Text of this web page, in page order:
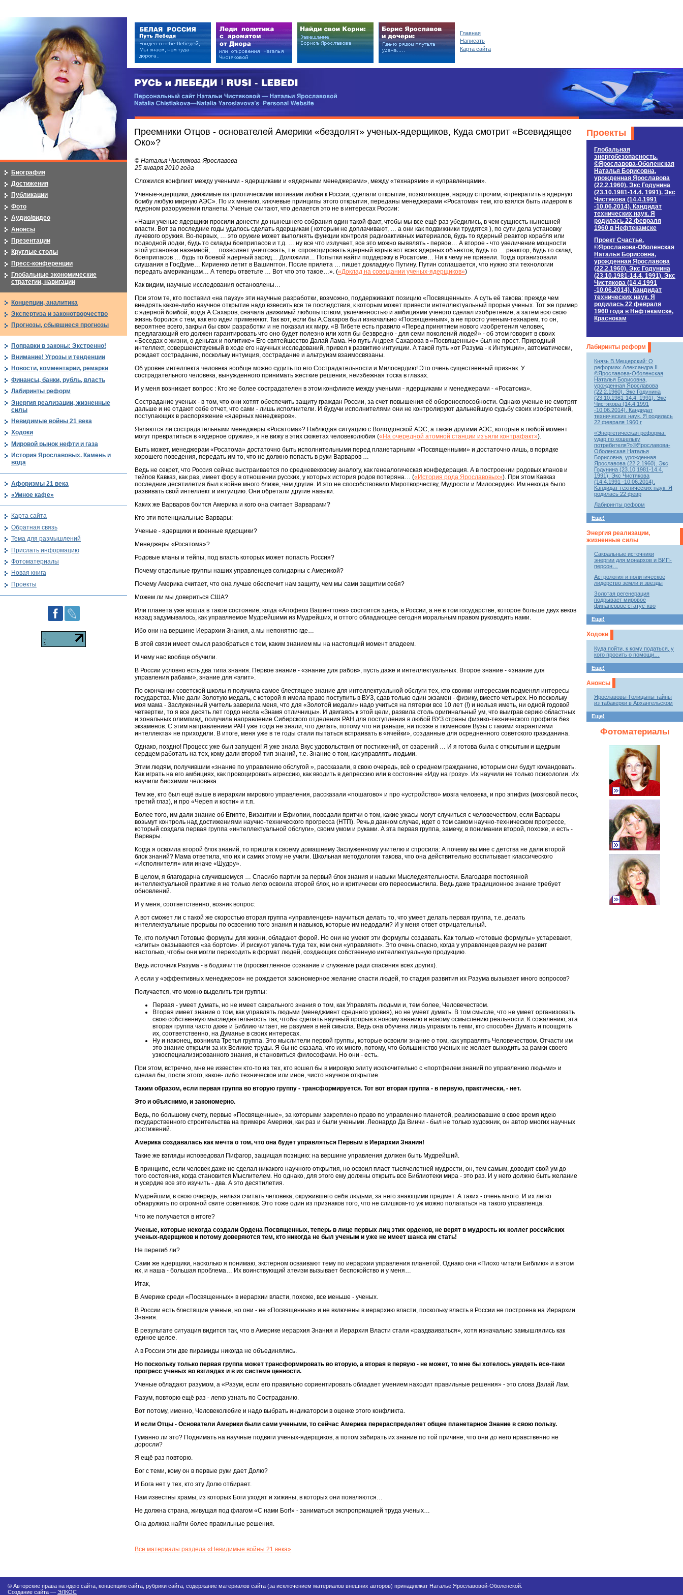
РУСЬ и ЛЕБЕДИ | RUSI — LEBEDI
Персональный сайт Натальи Чистяковой — Натальи Ярославовой
Преемники Отцов - основателей Америки «бездолят» ученых-ядерщиков, Куда смотрит «Всевидящее
Око»?
© Наталья Чистякова-Ярославова
25 января 2010 года
Сложился конфликт между учеными - ядерщиками и «ядерными менеджерами», между «технарями» и «управленцами».
Ученые-ядерщики, движимые патриотическими мотивами любви к России, сделали открытие, позволяющее, наряду с прочим, «превратить в ядерную
бомбу любую мирную АЭС». По их мнению, ключевые принципы этого открытия, переданы менеджерами «Росатома» тем, кто взялся быть лидером в
ядерном разоружении планеты. Ученые считают, что делается это не в интересах России:
«Наши ученые ядерщики просили донести до нынешнего собрания один такой факт, чтобы мы все ещё раз убедились, в чем сущность нынешней
власти. Вот за последние годы удалось сделать ядерщикам ( которым не доплачивают, … а они как подвижники трудятся ), по сути дела установку
лучевого оружия. Во-первых, … это оружие может выполнять функции контроля радиоактивных материалов, будь то ядерный реактор корабля или
подводной лодки, будь то склады боеприпасов и т.д. … ну все что излучает, все это можно выявлять - первое… А второе - что увеличение мощности
этой установки наземной, … позволяет уничтожать, т.е. спровоцировать ядерный взрыв вот всех ядерных объектов, будь то … реактор, будь то склад
боеприпасов … будь то боевой ядерный заряд… Доложили… Попытки найти поддержку в Росатоме… Ни к чему не привели. Тогда организовали
слушания в ГосДуме… Кириенко летит в Вашингтон. После прилета … пишет докладную Путину. Путин соглашается, что нужно эти технологии
передать американцам… А теперь ответьте … Вот что это такое…». («Доклад на совещании ученых-ядерщиков»)
Как видим, научные исследования остановлены…
При этом те, кто поставил «на паузу» эти научные разработки, возможно, поддерживают позицию «Посвященных». А суть её такова: прежде чем
внедрять какое-либо научное открытие надо взвесить все те последствия, к которым может привести интеллектуальный прорыв ученых. Тот же пример
с ядерной бомбой, когда А.Сахаров, сначала движимый любопытством, увлеченностью и амбициями ученого сделал изобретение, а затем всю свою
жизнь боролся с тем, как его идеи применяют. Так вот, если бы А.Сахаров был изначально «Посвященным», а не просто ученым-технарем, то он,
вероятнее всего, закрыл бы свои разработки и не показал их миру. «В Тибете есть правило «Перед принятием нового изобретения человек,
предлагающий его должен гарантировать что оно будет полезно или хотя бы безвредно - для семи поколений людей» - об этом говорит в своих
«Беседах о жизни, о деньгах и политике» Его святейшество Далай Лама. Но путь Андрея Сахарова в «Посвященные» был не прост. Природный
интеллект, совершенствуемый в ходе его научных исследований, привел к развитию интуиции. А такой путь «от Разума - к Интуиции», автоматически,
рождает сострадание, поскольку интуиция, сострадание и альтруизм взаимосвязаны.
Об уровне интеллекта человека вообще можно судить по его Сострадательности и Милосердию! Это очень существенный признак. У
сострадательного человека, вынужденного принимать жесткие решения, неизбежная тоска в глазах.
И у меня возникает вопрос : Кто же более сострадателен в этом конфликте между учеными - ядерщиками и менеджерами - «Росатома».
Сострадание ученых - в том, что они хотят обеспечить защиту граждан России, за счет повышения её обороноспособности. Однако ученые не смотрят
дальше и не отдают себе отчет, что сами - лишь исполнители. И будучи исполнителями они не контролируют дальнейшую судьбу своих изобретений,
поступающих в распоряжение «ядерных менеджеров».
Являются ли сострадательными менеджеры «Росатома»? Наблюдая ситуацию с Волгодонской АЭС, а также другими АЭС, которые в любой момент
могут превратиться в «ядерное оружие», я не вижу в этих сюжетах человеколюбия («На очередной атомной станции изъяли контрафакт»).
Быть может, менеджерам «Росатома» достаточно быть исполнительными перед планетарными «Посвященными» и достаточно лишь, в порядке
хорошего поведения, передать им то, что не должно попасть в руки Варваров …
Ведь не секрет, что Россия сейчас выстраивается по средневековому аналогу, как генеалогическая конфедерация. А в построении родовых кланов и
тейпов Кавказ, как раз, имеет фору в отношении русских, у которых история родов потеряна… («История рода Ярославовых»). При этом Кавказ
последние десятилетия был к войне много ближе, чем другие. И это не способствовало Миротворчеству, Мудрости и Милосердию. Им некогда было
развивать свой интеллект и интуицию. Они обретали другие навыки.
Каких же Варваров боится Америка и кого она считает Варварами?
Кто эти потенциальные Варвары:
Ученые - ядерщики и военные ядерщики?
Менеджеры «Росатома»?
Родовые кланы и тейпы, под власть которых может попасть Россия?
Почему отдельные группы наших управленцев солидарны с Америкой?
Почему Америка считает, что она лучше обеспечит нам защиту, чем мы сами защитим себя?
Можем ли мы довериться США?
Или планета уже вошла в такое состояние, когда «Апофеоз Вашингтона» состоится здесь, в России, а не в том государстве, которое больше двух веков
назад задумывалось, как управляемое Мудрейшими из Мудрейших, и оттого обладающее сегодня моральным правом руководить нами.
Ибо они на вершине Иерархии Знания, а мы непонятно где…
В этой связи имеет смысл разобраться с тем, каким знанием мы на настоящий момент владеем.
И чему нас вообще обучили.
В России условно есть два типа знания. Первое знание - «знание для рабов», пусть даже и интеллектуальных. Второе знание - «знание для
управления рабами», знание для «элит».
По окончании советской школы я получила самое блестящее знание для интеллектуальной обслуги тех, кто своими интересами подменял интересы
государства. Мне дали Золотую медаль, с которой я имела право поступить в ВУЗ, сдав только один экзамен - физику, вместо четырех. Но поскольку
моя мама - Заслуженный учитель заверила меня, что для «Золотой медали» надо учиться на пятерки все 10 лет (!) и нельзя иметь, ни одной годовой
четвертки, то я все десять лет гордо несла «Знамя отличницы». И двигаясь к этой цели, развила столь оригинальный ум, что выиграв серию областных
и зональных олимпиад, получила направление Сибирского отделения РАН для поступления в любой ВУЗ страны физико-технического профиля без
экзаменов. С этим направлением РАН уже тогда не знали, что делать, потому что ни раньше, ни позже в тюменские Вузы с такими «гарантиями
интеллекта» не приходили. В итоге, меня уже в те годы стали пытаться встраивать в «ячейки», созданные для осредненного советского гражданина.
Однако, поздно! Процесс уже был запущен! Я уже знала Вкус удовольствия от постижений, от озарений … И я готова была с открытым и щедрым
сердцем работать на тех, кому дали второй тип знаний, т.е. Знание о том, как управлять людьми.
Этим людям, получившим «знание по управлению обслугой », рассказали, в свою очередь, всё о среднем гражданине, которым они будут командовать.
Как играть на его амбициях, как провоцировать агрессию, как вводить в депрессию или в состояние «Иду на грозу». Их научили не только психологии. Их
научили биохимии человека.
Тем же, кто был ещё выше в иерархии мирового управления, рассказали «пошагово» и про «устройство» мозга человека, и про эпифиз (мозговой песок,
третий глаз), и про «Череп и кости» и т.п.
Более того, им дали знание об Египте, Византии и Ефиопии, поведали притчи о том, какие ужасы могут случиться с человечеством, если Варвары
возьмут контроль над достижениями научно-технического прогресса (НТП). Речь,в данном случае, идет о том самом научно-техническом прогрессе,
который создала первая группа «интеллектуальной обслуги», своим умом и руками. А эта первая группа, замечу, в понимании второй, похоже, и есть -
Варвары.
Когда я освоила второй блок знаний, то пришла к своему домашнему Заслуженному учителю и спросила: А почему вы мне с детства не дали второй
блок знаний? Мама ответила, что их и самих этому не учили. Школьная методология такова, что она действительно воспитывает классического
«Исполнителя» или иначе «Шудру».
В целом, я благодарна случившемуся … Спасибо партии за первый блок знания и навыки Мыследеятельности. Благодаря постоянной
интеллектуальной практике я не только легко освоила второй блок, но и критически его переосмыслила. Ведь даже традиционное знание требует
обновлений.
И у меня, соответственно, возник вопрос:
А вот сможет ли с такой же скоростью вторая группа «управленцев» научиться делать то, что умеет делать первая группа, т.е. делать
интеллектуальные прорывы по освоению того знания и навыков, которые им недодали? И у меня ответ отрицательный.
Те, кто получил Готовые формулы для жизни, обладают форой. Но они не умеют эти формулы создавать. Как только «готовые формулы» устаревают,
«элиты» оказываются «за бортом». И рискуют увлечь туда тех, кем они «управляют». Это очень опасно, когда у управленцев разум не развит
настолько, чтобы они могли переходить в формат людей, создающих собственную интеллектуальную продукцию.
Ведь источник Разума - в бодхичитте (просветленное сознание и служение ради спасения всех других).
А если у «эффективных менеджеров» не рождается закономерное желание спасти людей, то стадия развития их Разума вызывает много вопросов?
Получается, что можно выделить три группы:
Первая - умеет думать, но не имеет сакрального знания о том, как Управлять людьми и, тем более, Человечеством.
Вторая имеет знание о том, как управлять людьми (менеджмент среднего уровня), но не умеет думать. В том смысле, что не умеет организовать
свою собственную мыследеятельность так, чтобы сделать научный прорыв к новому знанию и новому осмыслению реальности. К сожалению, эта
вторая группа часто даже и Библию читает, не разумея в ней смысла. Ведь она обучена лишь управлять теми, кто способен Думать и поощрять
их, соответственно, на Думанье в своих интересах.
Ну и наконец, возникла Третья группа. Это мыслители первой группы, которые освоили знание о том, как управлять Человечеством. Отчасти им
это знание открыли за их Великие труды. Я бы не сказала, что их много, потому, что большинство ученых не желает выходить за рамки своего
узкоспециализированного знания, и становиться философами. Но они - есть.
При этом, встречно, мне не известен кто-то из тех, кто вошел бы в мировую элиту исключительно с «портфелем знаний по управлению людьми» и
сделал бы, после этого, какое- либо техническое или иное, чисто научное открытие.
Таким образом, если первая группа во вторую группу - трансформируется. Тот вот вторая группа - в первую, практически, - нет.
Это и объяснимо, и закономерно.
Ведь, по большому счету, первые «Посвященные», за которыми закреплено право по управлению планетой, реализовавшие в свое время идею
государственного строительства на примере Америки, как раз и были учеными. Леонардо Да Винчи - был не только художник, он автор многих научных
достижений.
Америка создавалась как мечта о том, что она будет управляться Первым в Иерархии Знания!
Такие же взгляды исповедовал Пифагор, защищая позицию: на вершине управления должен быть Мудрейший.
В принципе, если человек даже не сделал никакого научного открытия, но освоил пласт тысячелетней мудрости, он, тем самым, доводит свой ум до
того состояния, когда становится Мыслителем. Но однако, для этого ему должны открыть все Библиотеки мира - это раз. И у него должно быть желание
и усердие все это изучить - два. А это десятилетия.
Мудрейшим, в свою очередь, нельзя считать человека, окружившего себя людьми, за него знающими предмет. А таких - очень много. И их легко
обнаружить по огромной свите советников. Это тоже один из признаков того, что не слишком-то уж можно полагаться на такого управленца.
Что же получается в итоге?
Ученые, которые некогда создали Ордена Посвященных, теперь в лице первых лиц этих орденов, не верят в мудрость их коллег российских
ученых-ядерщиков и потому доверяются тем, кто никогда не был ученым и уже не имеет шанса им стать!
Не перегиб ли?
Сами же ядерщики, насколько я понимаю, экстерном осваивают тему по иерархии управления планетой. Однако они «Плохо читали Библию» и в этом
их, и наша - большая проблема… Их воинствующий атеизм вызывает беспокойство и у меня…
Итак,
В Америке среди «Посвященных» в иерархии власти, похоже, все меньше - ученых.
В России есть блестящие ученые, но они - не «Посвященные» и не включены в иерархию власти, поскольку власть в России не построена на Иерархии
Знания.
В результате ситуация видится так, что в Америке иерархия Знания и Иерархия Власти стали «раздваиваться», хотя изначально замышлялись как
единое целое.
А в России эти две пирамиды никогда не объединялись.
Но поскольку только первая группа может трансформировать во вторую, а вторая в первую - не может, то мне бы хотелось увидеть все-таки
прогресс ученых во взглядах и в их системе ценности.
Ученые обладают разумом, а «Разум, если его правильно сориентировать обладает умением находит правильные решения» - это слова Далай Лам.
Разум, повторю ещё раз - легко узнать по Состраданию.
Вот потому, именно, Человеколюбие и надо выбрать индикатором в оценке этого конфликта.
И если Отцы - Основатели Америки были сами учеными, то сейчас Америка перераспределяет общее планетарное Знание в свою пользу.
Гуманно ли это? Поднимать на научные подвиги ученых-ядерщиков, а потом забирать их знание по той причине, что они до него нравственно не
доросли?
Я ещё раз повторю.
Бог с теми, кому он в первые руки дает Долю?
И Бога нет у тех, кто эту Долю отбирает.
Нам известны храмы, из которых Боги уходят и хижины, в которых они появляются…
Не должна страна, живущая под флагом «С нами Бог!» - заниматься экспроприацией труда ученых…
Она должна найти более правильные решения.
Все материалы раздела «Невидимые войны 21 века»
Проекты
Глобальная
энергобезопасность.
©Ярославова-Оболенская
Наталья Борисовна,
урожденная Ярославова
(22.2.1960). Экс Годунина
(23.10.1981-14.4. 1991). Экс
Чистякова (14.4.1991
-10.06.2014). Кандидат
технических наук. Я
родилась 22 февраля
1960 в Нефтекамске
Проект Счастье.
©Ярославова-Оболенская
Наталья Борисовна,
урожденная Ярославова
(22.2.1960). Экс Годунина
(23.10.1981-14.4. 1991). Экс
Чистякова (14.4.1991
-10.06.2014). Кандидат
технических наук. Я
родилась 22 февраля
1960 года в Нефтекамске,
Краснокам
Лабиринты реформ
Князь В.Мещерский: О
реформах Александра II.
©Ярославова-Оболенская
Наталья Борисовна,
урожденная Ярославова
(22.2.1960). Экс Годунина
(23.10.1981-14.4. 1991). Экс
Чистякова (14.4.1991
-10.06.2014). Кандидат
технических наук. Я родилась
22 февраля 1960 г
«Энергетическая реформа:
удар по кошельку
потребителя?»©Ярославова-
Оболенская Наталья
Борисовна, урожденная
Ярославова (22.2.1960). Экс
Годунина (23.10.1981-14.4.
1991). Экс Чистякова
(14.4.1991 -10.06.2014).
Кандидат технических наук. Я
родилась 22 февр
Лабиринты реформ
Еще!
Энергия реализации,
жизненные силы
Сакральные источники
энергии для монархов и ВИП-
персон…
Астрология и политическое
лидерство земли и звезды
Золотая регенерация
подрывает мировое
финансовое статус-кво
Еще!
Ходоки
Куда пойти, к кому податься, у
кого просить о помощи…
Еще!
Анонсы
Ярославовы-Голицыны тайны
из табакерки в Архангельском
Еще!
Фотоматериалы
Биография
Достижения
Публикации
Фото
Аудио/видео
Анонсы
Презентации
Круглые столы
Пресс-конференции
Глобальные экономические
стратегии, навигации
Концепции, аналитика
Экспертиза и законотворчество
Прогнозы, сбывшиеся прогнозы
Поправки в законы: Экстренно!
Внимание! Угрозы и тенденции
Новости, комментарии, ремарки
Финансы, банки, рубль, власть
Лабиринты реформ
Энергия реализации, жизненные
силы
Невидимые войны 21 века
Ходоки
Мировой рынок нефти и газа
История Ярославовых. Камень и
вода
Афоризмы 21 века
«Умное кафе»
Карта сайта
Обратная связь
Тема для размышлений
Прислать информацию
Фотоматериалы
Новая книга
Проекты
Главная
Написать
Карта сайта
© Авторские права на идею сайта, концепцию сайта, рубрики сайта, содержание материалов сайта (за исключением материалов внешних авторов) принадлежат Наталье Ярославовой-Оболенской.
Создание сайта — ЭЛКОС